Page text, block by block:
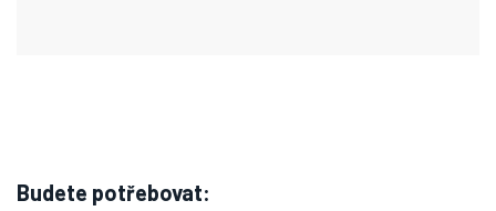
Budete potřebovat: